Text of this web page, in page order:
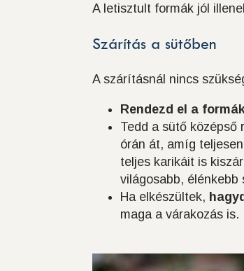
A letisztult formák jól
Szárítás a sütőben
A szárításnál nincs
Rendezd el a
Tedd a sütő középső
órán át, amíg
teljes karikáit is
világosabb, élénkebb
Ha elkészültek,
maga a várakozás is.